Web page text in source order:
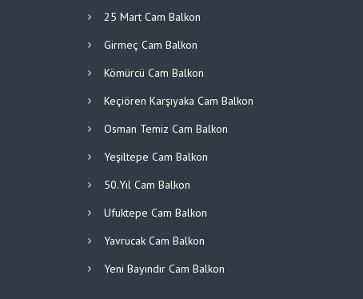
25 Mart Cam Balkon
Girmeç Cam Balkon
Kömürcü Cam Balkon
Keçiören Karşıyaka Cam Balkon
Osman Temiz Cam Balkon
Yeşiltepe Cam Balkon
50.Yıl Cam Balkon
Ufuktepe Cam Balkon
Yavrucak Cam Balkon
Yeni Bayındır Cam Balkon